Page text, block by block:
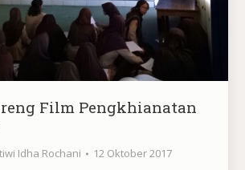
Film Pengkhianatan
Idha Rochani 12 Oktober 2017